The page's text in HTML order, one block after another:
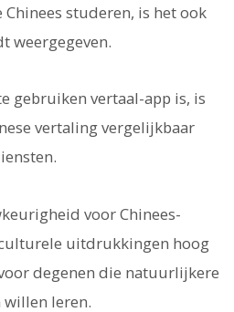
studeren, is het ook
weergegeven.
gebruiken vertaal-app is, is
vertaling vergelijkbaar
voor Chinees-
uitdrukkingen hoog
degenen die natuurlijkere
leren.